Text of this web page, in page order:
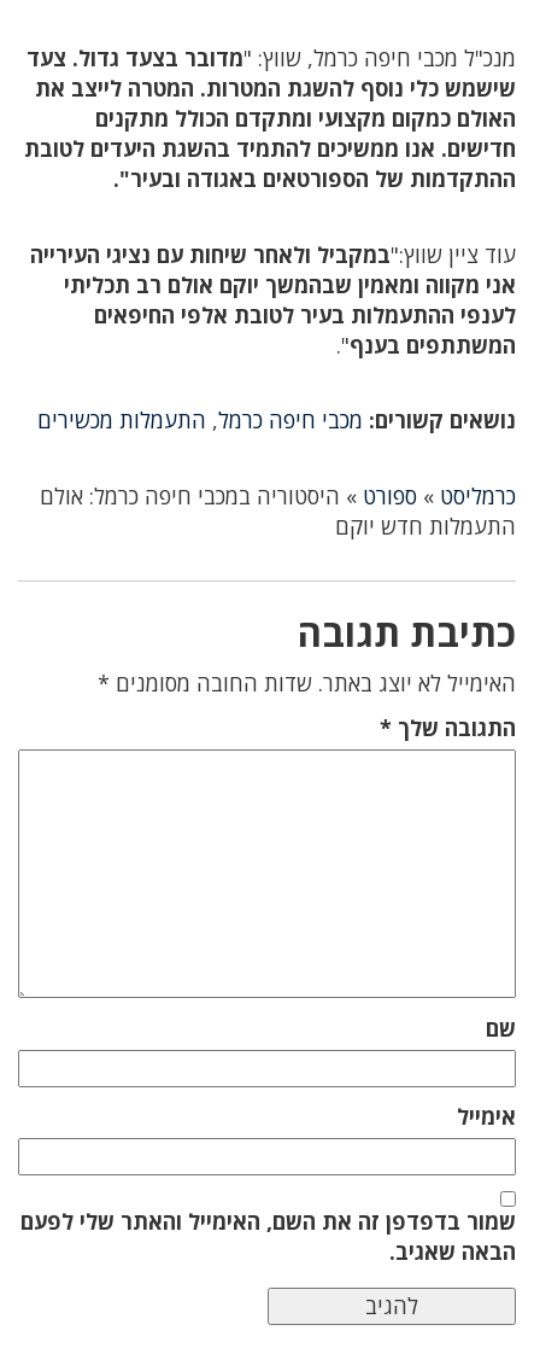
מנכ"ל מכבי חיפה כרמל, שווץ: "מדובר בצעד גדול. צעד
שישמש כלי נוסף להשגת המטרות. המטרה לייצב את
האולם כמקום מקצועי ומתקדם הכולל מתקנים
חדישים. אנו ממשיכים להתמיד בהשגת היעדים לטובת
ההתקדמות של הספורטאים באגודה ובעיר".
עוד ציין שווץ:"במקביל ולאחר שיחות עם נציגי העירייה
אני מקווה ומאמין שבהמשך יוקם אולם רב תכליתי
לענפי ההתעמלות בעיר לטובת אלפי החיפאים
המשתתפים בענף".
נושאים קשורים: מכבי חיפה כרמל, התעמלות מכשירים
כרמליסט » ספורט » היסטוריה במכבי חיפה כרמל: אולם
התעמלות חדש יוקם
כתיבת תגובה
האימייל לא יוצג באתר. שדות החובה מסומנים *
התגובה שלך *
שם
אימייל
שמור בדפדפן זה את השם, האימייל והאתר שלי לפעם
הבאה שאגיב.